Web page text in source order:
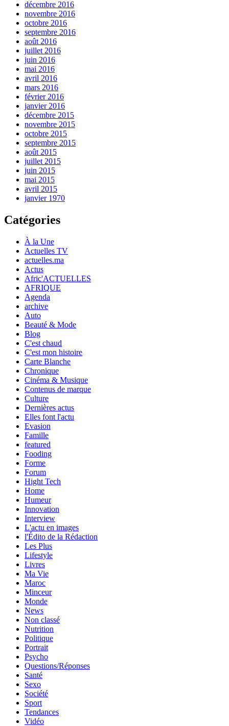
décembre 2016
novembre 2016
octobre 2016
septembre 2016
août 2016
juillet 2016
juin 2016
mai 2016
avril 2016
mars 2016
février 2016
janvier 2016
décembre 2015
novembre 2015
octobre 2015
septembre 2015
août 2015
juillet 2015
juin 2015
mai 2015
avril 2015
janvier 1970
Catégories
À la Une
Actuelles TV
actuelles.ma
Actus
Afric'ACTUELLES
AFRIQUE
Agenda
archive
Auto
Beauté & Mode
Blog
C'est chaud
C'est mon histoire
Carte Blanche
Chronique
Cinéma & Musique
Contenus de marque
Culture
Dernières actus
Elles font l'actu
Evasion
Famille
featured
Fooding
Forme
Forum
Hight Tech
Home
Humeur
Innovation
Interview
L'actu en images
l'Édito de la Rédaction
Les Plus
Lifestyle
Livres
Ma Vie
Maroc
Minceur
Monde
News
Non classé
Nutrition
Politique
Portrait
Psycho
Questions/Réponses
Santé
Sexo
Société
Sport
Tendances
Vidéo